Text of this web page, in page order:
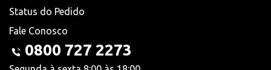
Status do Pedido
Fale Conosco
0800 727 2273